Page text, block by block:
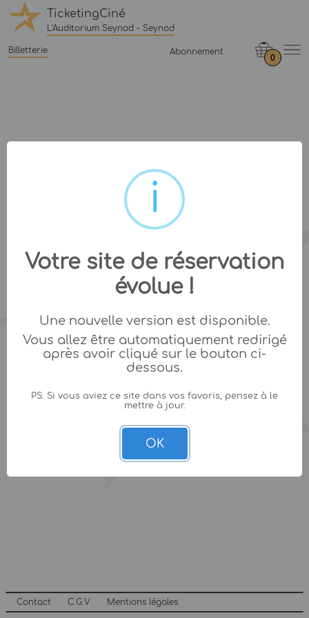
TicketingCiné
L'Auditorium Seynod - Seynod
Billetterie Abonnement
0
Contact C.G.V Mentions légales
Votre site de réservation
évolue !
Une nouvelle version est disponible.
Vous allez être automatiquement redirigé
après avoir cliqué sur le bouton ci-
dessous.
PS: Si vous aviez ce site dans vos favoris, pensez à le
mettre à jour.
OK